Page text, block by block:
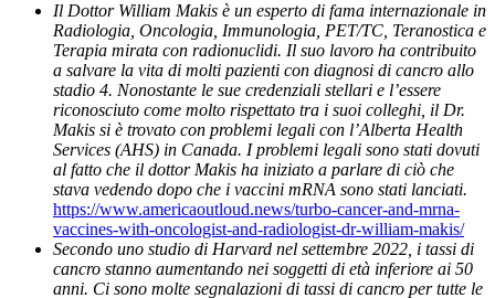
Il Dottor William Makis è un esperto di fama internazionale in
Radiologia, Oncologia, Immunologia, PET/TC, Teranostica e
Terapia mirata con radionuclidi. Il suo lavoro ha contribuito
a salvare la vita di molti pazienti con diagnosi di cancro allo
stadio 4. Nonostante le sue credenziali stellari e l’essere
riconosciuto come molto rispettato tra i suoi colleghi, il Dr.
Makis si è trovato con problemi legali con l’Alberta Health
Services (AHS) in Canada. I problemi legali sono stati dovuti
al fatto che il dottor Makis ha iniziato a parlare di ciò che
stava vedendo dopo che i vaccini mRNA sono stati lanciati.
https://www.americaoutloud.news/turbo-cancer-and-mrna-
vaccines-with-oncologist-and-radiologist-dr-william-makis/
Secondo uno studio di Harvard nel settembre 2022, i tassi di
cancro stanno aumentando nei soggetti di età inferiore ai 50
anni. Ci sono molte segnalazioni di tassi di cancro per tutte le